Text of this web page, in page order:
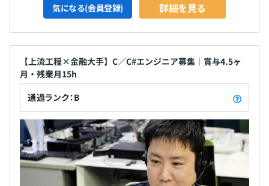
気になる(会員登録) 詳細を見る
【上流工程×金融大手】C／C#エンジニア募集｜賞与4.5ヶ
月・残業月15h
通過ランク：B